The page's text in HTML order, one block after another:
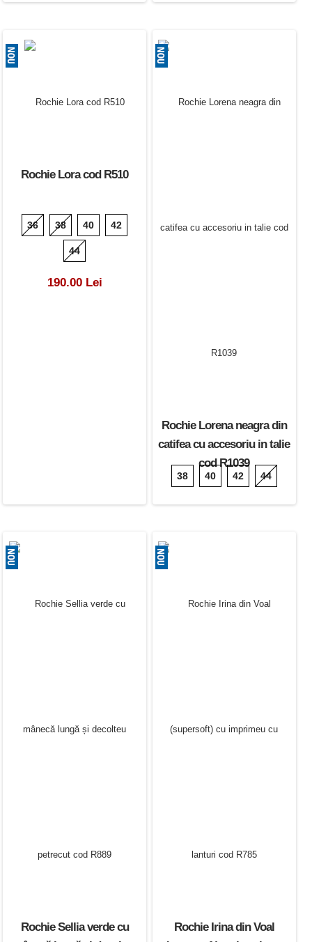
Rochie Lora cod R510
36 38 40 42
44
190.00 Lei
Rochie Lorena neagra din
catifea cu accesoriu in talie
cod R1039
38 40 42 44
Rochie Sellia verde cu
Rochie Irina din Voal